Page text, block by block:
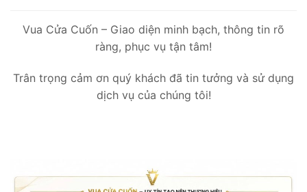
Vua Cửa Cuốn – Giao diện minh bạch, thông tin rõ
ràng, phục vụ tận tâm!
Trân trọng cảm ơn quý khách đã tin tưởng và sử dụng
dịch vụ của chúng tôi!